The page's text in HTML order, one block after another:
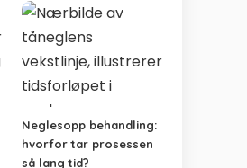
Neglesopp behandling:
hvorfor tar prosessen
så lang tid?